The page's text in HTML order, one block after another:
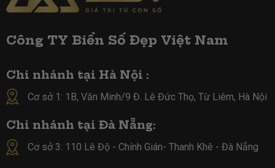
Công TY Biển Số Đẹp Việt Nam
Chi nhánh tại Hà Nội :
Cơ sở 1: 1B, Văn Minh/9 Đ. Lê Đức Thọ, Từ Liêm, Hà Nội
Chi nhánh tại Đà Nẵng:
Cơ sở 3: 110 Lê Độ - Chính Gián- Thanh Khê - Đà Nẵng